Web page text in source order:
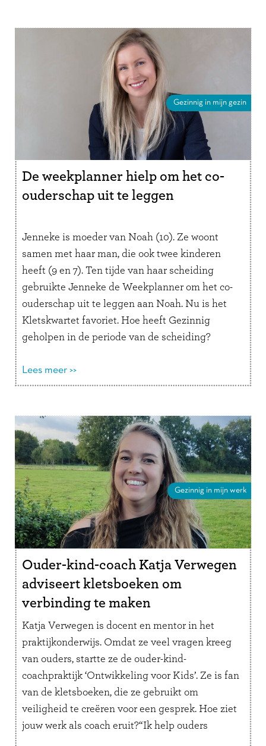
Gezinnig in mijn gezin
De weekplanner hielp om het co-
ouderschap uit te leggen
Jenneke is moeder van Noah (10). Ze woont
samen met haar man, die ook twee kinderen
heeft (9 en 7). Ten tijde van haar scheiding
gebruikte Jenneke de Weekplanner om het co-
ouderschap uit te leggen aan Noah. Nu is het
Kletskwartet favoriet. Hoe heeft Gezinnig
geholpen in de periode van de scheiding?
Lees meer >>
Gezinnig in mijn werk
Ouder-kind-coach Katja Verwegen
adviseert kletsboeken om
verbinding te maken
Katja Verwegen is docent en mentor in het
praktijkonderwijs. Omdat ze veel vragen kreeg
van ouders, startte ze de ouder-kind-
coachpraktijk ‘Ontwikkeling voor Kids’. Ze is fan
van de kletsboeken, die ze gebruikt om
veiligheid te creëren voor een gesprek. Hoe ziet
jouw werk als coach eruit?“Ik help ouders